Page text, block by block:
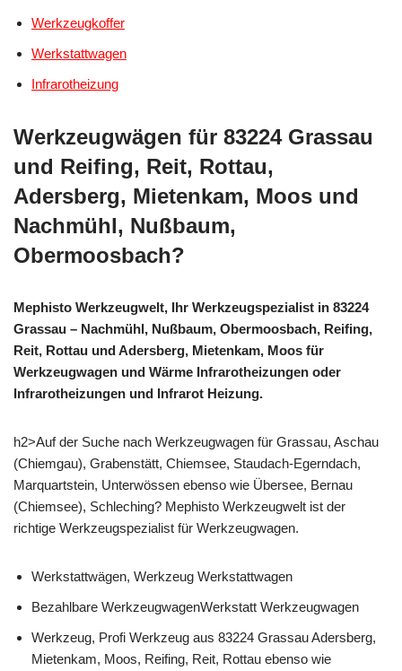
Werkzeugkoffer
Werkstattwagen
Infrarotheizung
Werkzeugwägen für 83224 Grassau
und Reifing, Reit, Rottau,
Adersberg, Mietenkam, Moos und
Nachmühl, Nußbaum,
Obermoosbach?
Mephisto Werkzeugwelt, Ihr Werkzeugspezialist in 83224
Grassau – Nachmühl, Nußbaum, Obermoosbach, Reifing,
Reit, Rottau und Adersberg, Mietenkam, Moos für
Werkzeugwagen und Wärme Infrarotheizungen oder
Infrarotheizungen und Infrarot Heizung.
h2>Auf der Suche nach Werkzeugwagen für Grassau, Aschau
(Chiemgau), Grabenstätt, Chiemsee, Staudach-Egerndach,
Marquartstein, Unterwössen ebenso wie Übersee, Bernau
(Chiemsee), Schleching? Mephisto Werkzeugwelt ist der
richtige Werkzeugspezialist für Werkzeugwagen.
Werkstattwägen, Werkzeug Werkstattwagen
Bezahlbare WerkzeugwagenWerkstatt Werkzeugwagen
Werkzeug, Profi Werkzeug aus 83224 Grassau Adersberg,
Mietenkam, Moos, Reifing, Reit, Rottau ebenso wie